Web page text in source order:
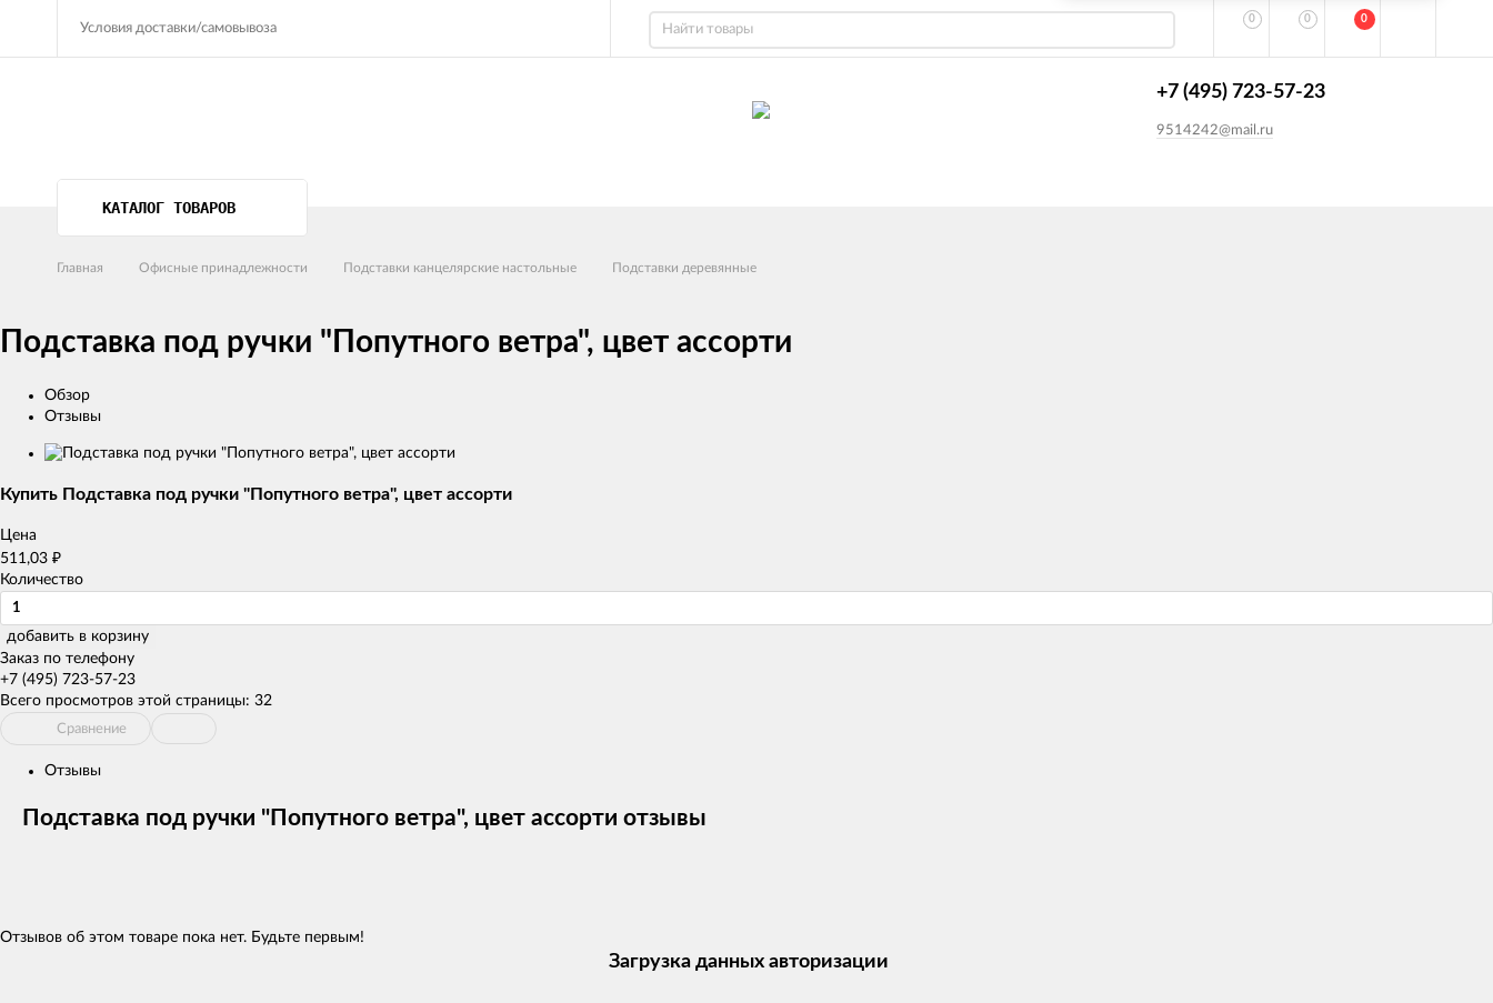
Условия доставки/самовывоза
0 0 0
+7 (495) 723-57-23
9514242@mail.ru
КАТАЛОГ ТОВАРОВ
Главная Офисные принадлежности Подставки канцелярские настольные Подставки деревянные
Подставка под ручки "Попутного ветра", цвет ассорти
Обзор
Отзывы
Изображения
товаров
Купить Подставка под ручки "Попутного ветра", цвет ассорти
Цена
511,03 ₽
Количество
добавить в корзину
Заказ по телефону
+7 (495) 723-57-23
Всего просмотров этой страницы: 32
Сравнение
Отзывы
Подставка под ручки "Попутного ветра", цвет ассорти отзывы
Отзывов об этом товаре пока нет. Будьте первым!
Загрузка данных авторизации